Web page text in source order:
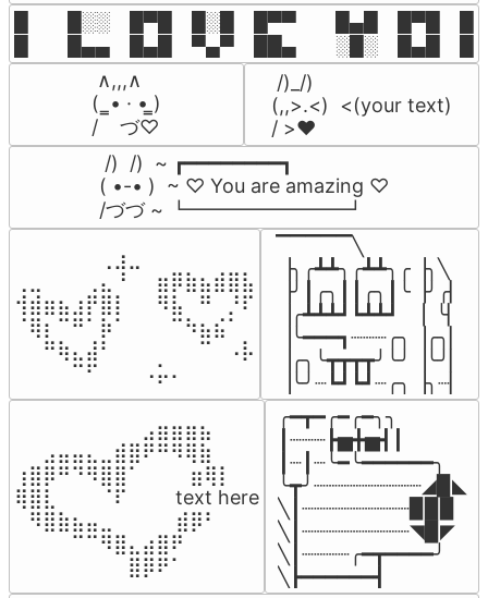
█  █░░ █▀█ █░█ █▀▀  █▄█ █▀█
█  █▄▄ █▄█ ▀▄▀ ██▄  ░█░ █▄█
∧,,,∧
(  ̳• · • ̳)
/    づ♡
/)_/)
(,,>.<)  <(your text)
/ >❤️
/)  /)  ~ ┏━━━━━━━━┓
( •-• )  ~ ♡ You are amazing ♡
/づづ ~ ┗━━━━━━━━┛
⠀⠀⠀⠀⠀⠀⢀⣰⣀⠀⠀⠀⠀⠀⠀⠀⠀
⢀⣀⠀⠀⠀⢀⣄⠘⠀⠀⣶⡿⣷⣦⣾⣿⣧
⢺⣾⣶⣦⣰⡟⣿⡇⠀⠀⠻⣧⠀⠛⠀⡘⠏
⠈⢿⡆⠉⠛⠁⡷⠁⠀⠀⠀⠉⠳⣦⣮⠁⠀
⠀⠀⠛⢷⣄⣼⠃⠀⠀⠀⠀⠀⠀⠉⠀⠠⡧
⠀⠀⠀⠀⠉⠋⠀⠀⠀⠠⡥⠄⠀⠀⠀⠀⠀
▔▔▔▔▔╲
▕╮╭┻┻╮╭┻┻╮╭▕╮╲
▕╯┃╭╮┃┃╭╮┃╰▕╯╭▏
▕╭┻┻┻┛┗┻┻┛  ▕  ╰▏
▕╰━━━┓┈┈┈╭╮▕╭╮▏
▕╭╮╰┳┳┳┳╯╰╯▕╰╯▏
▕╰╯┈┗┛┗┛┈╭╮▕╮┈▏
⠀⠀⠀⠀⠀⠀⠀⠀⠀⣠⣶⣶⣶⣦⠀⠀
⠀⠀⣠⣤⣤⣄⣀⣾⣿⠟⠛⠻⢿⣷⠀
⢰⣿⡿⠛⠙⠻⣿⣿⠁⠀⠀ ⠀⣶⢿⡇
⢿⣿⣇⠀⠀⠀⠈⠏⠀⠀⠀ text here
⠀⠻⣿⣷⣦⣤⣀⠀⠀⠀ ⠀⣾⡿⠃⠀
⠀⠀⠀⠀⠉⠉⠻⣿⣄⣴⣿⠟⠀⠀⠀
⠀⠀⠀⠀⠀⠀⠀⠀⣿⡿⠟⠁⠀⠀⠀
╭━┳━╭━╭━╮╮
┃┈┈┈┣▅╋▅┫┃
┃┈┃┈╰━╰━━━━━━╮
╰┳╯┈┈┈┈┈┈┈┈┈◢▉◣
╲┃┈┈┈┈┈┈┈┈┈▉▉▉
╲┃┈┈┈┈┈┈┈┈┈◥▉◤
╲┃┈┈┈┈╭━┳━━━━╯
╲┣━━━━━━┫﻿